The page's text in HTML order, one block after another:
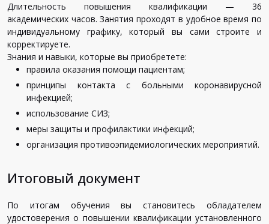
Длительность повышения квалификации — 36
академических часов. Занятия проходят в удобное время по
индивидуальному графику, который вы сами строите и
корректируете.
Знания и навыки, которые вы приобретете:
правила оказания помощи пациентам;
принципы контакта с больными коронавирусной
инфекцией;
использование СИЗ;
меры защиты и профилактики инфекций;
организация противоэпидемиологических мероприятий.
Итоговый документ
По итогам обучения вы становитесь обладателем
удостоверения о повышении квалификации установленного